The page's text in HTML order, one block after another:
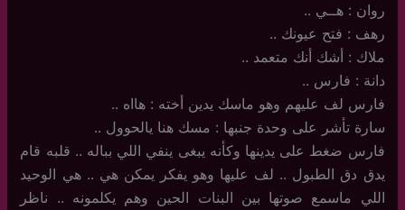
روان : هــي ..
رهف : فتح عيونك ..
ملاك : أشك أنك متعمد ..
دانة : فارس ..
فارس لف عليهم وهو ماسك يدين أخته : هااه ..
سارة تأشر على وحدة جنبها : مسك هنا يالحوول ..
فارس ضغط على يدينها وكأنه يبغى ينفي اللي بباله .. قلبه قام
يدق دق الطبول .. لف عليها وهو يفكر يمكن هي .. هي الوحيد
اللي ماسمع صوتها بين البنات الحين وهم يكلمونه .. ناظر